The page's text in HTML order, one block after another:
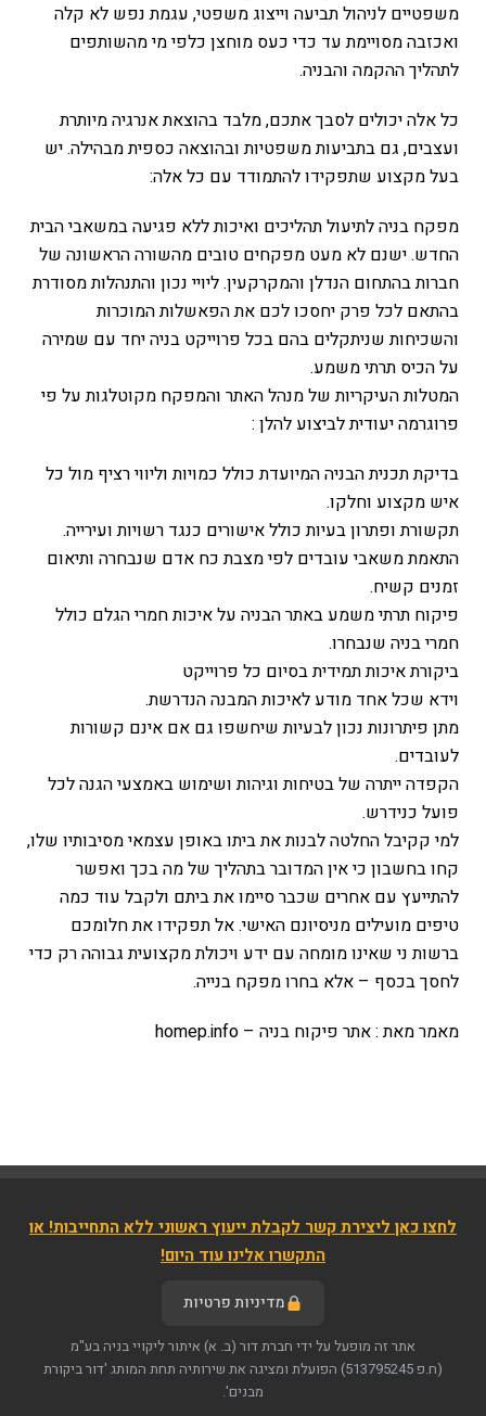
משפטיים לניהול תביעה וייצוג משפטי, עגמת נפש לא קלה
ואכזבה מסויימת עד כדי כעס מוחצן כלפי מי מהשותפים
לתהליך ההקמה והבניה.
כל אלה יכולים לסבך אתכם, מלבד בהוצאת אנרגיה מיותרת
ועצבים, גם בתביעות משפטיות ובהוצאה כספית מבהילה. יש
בעל מקצוע שתפקידו להתמודד עם כל אלה:
מפקח בניה לתיעול תהליכים ואיכות ללא פגיעה במשאבי הבית
החדש. ישנם לא מעט מפקחים טובים מהשורה הראשונה של
חברות בהתחום הנדלן והמקרקעין. ליויי נכון והתנהלות מסודרת
בהתאם לכל פרק יחסכו לכם את הפאשלות המוכרות
והשכיחות שניתקלים בהם בכל פרוייקט בניה יחד עם שמירה
על הכיס תרתי משמע.
המטלות העיקריות של מנהל האתר והמפקח מקוטלגות על פי
פרוגרמה יעודית לביצוע להלן :
בדיקת תכנית הבניה המיועדת כולל כמויות וליווי רציף מול כל
איש מקצוע וחלקו.
תקשורת ופתרון בעיות כולל אישורים כנגד רשויות ועירייה.
התאמת משאבי עובדים לפי מצבת כח אדם שנבחרה ותיאום
זמנים קשיח.
פיקוח תרתי משמע באתר הבניה על איכות חמרי הגלם כולל
חמרי בניה שנבחרו.
ביקורת איכות תמידית בסיום כל פרוייקט
וידא שכל אחד מודע לאיכות המבנה הנדרשת.
מתן פיתרונות נכון לבעיות שיחשפו גם אם אינם קשורות
לעובדים.
הקפדה ייתרה של בטיחות וגיהות ושימוש באמצעי הגנה לכל
פועל כנידרש.
למי קקיבל החלטה לבנות את ביתו באופן עצמאי מסיבותיו שלו,
קחו בחשבון כי אין המדובר בתהליך של מה בכך ואפשר
להתייעץ עם אחרים שכבר סיימו את ביתם ולקבל עוד כמה
טיפים מועילים מניסיונם האישי. אל תפקידו את חלומכם
ברשות ני שאינו מומחה עם ידע ויכולת מקצועית גבוהה רק כדי
לחסך בכסף – אלא בחרו מפקח בנייה.
מאמר מאת : אתר פיקוח בניה – homep.info
לחצו כאן ליצירת קשר לקבלת ייעוץ ראשוני ללא התחייבות! או
התקשרו אלינו עוד היום!
מדיניות פרטיות
אתר זה מופעל על ידי חברת דור (ב. א) איתור ליקויי בניה בע"מ
(ח.פ 513795245)
הפועלת ומציגה את שירותיה תחת המותג 'דור ביקורת
מבנים'.